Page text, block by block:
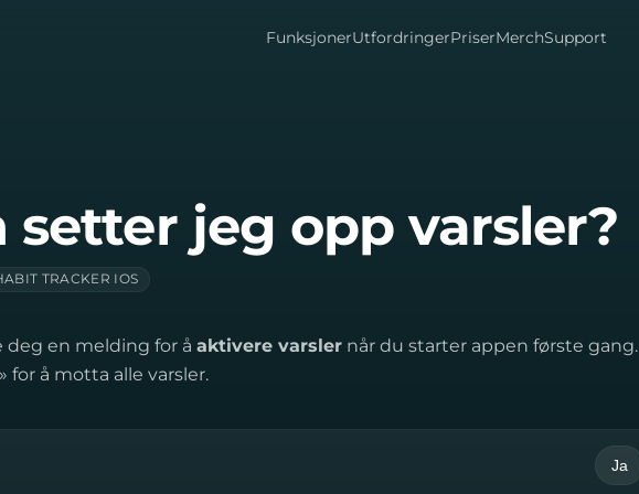
FunksjonerUtfordringerPriserMerchSupport
setter jeg opp varsler?
TRACKER IOS
deg en melding for å aktivere varsler når du starter appen første gang.
» for å motta alle varsler.
Ja